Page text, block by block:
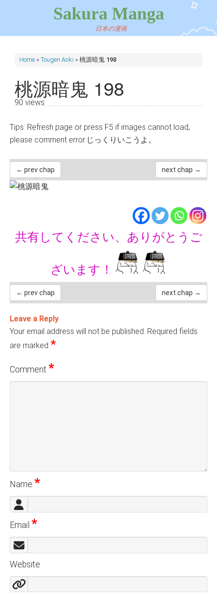
Sakura Manga
日本の漫画
Home » Tougen Anki » 桃源暗鬼 198
桃源暗鬼 198
90 views
Tips: Refresh page or press F5 if images cannot load,
please comment error.じっくりいこうよ。
← prev chap next chap →
共有してください、ありがとうご
ざいます！
← prev chap next chap →
Leave a Reply
Your email address will not be published. Required fields
are marked *
Comment *
Name *
Email *
Website